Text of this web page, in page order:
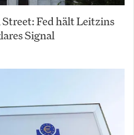
Fed hält Leitzins
Signal